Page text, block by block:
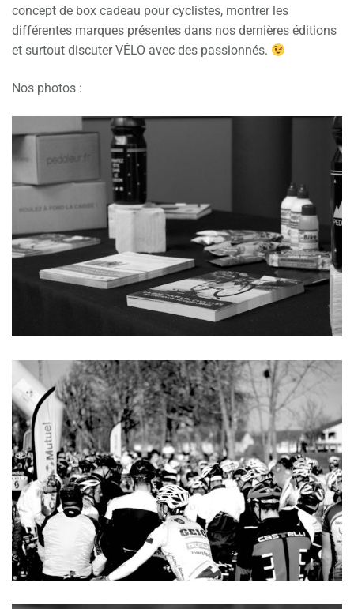
concept de box cadeau pour cyclistes, montrer les
différentes marques présentes dans nos dernières éditions
et surtout discuter VÉLO avec des passionnés.
Nos photos :